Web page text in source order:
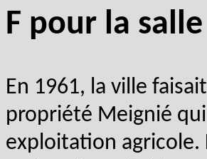
F pour la
En 1961, la ville
propriété Meignié
exploitation agricole.